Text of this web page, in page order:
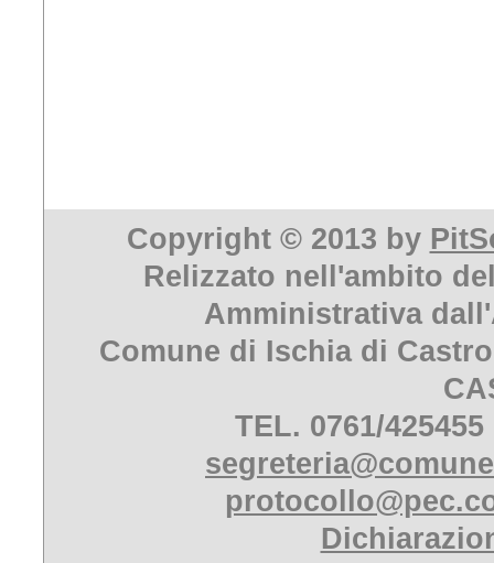
Copyright © 2013 by
Relizzato nell'ambito
Amministrativa
Comune di Ischia di
TEL. 0761/